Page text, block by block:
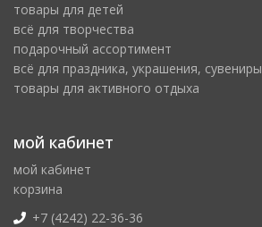
товары для детей
всё для творчества
подарочный ассортимент
всё для праздника, украшения, сувениры
товары для активного отдыха
мой кабинет
мой кабинет
корзина
+7 (4242) 22-36-36